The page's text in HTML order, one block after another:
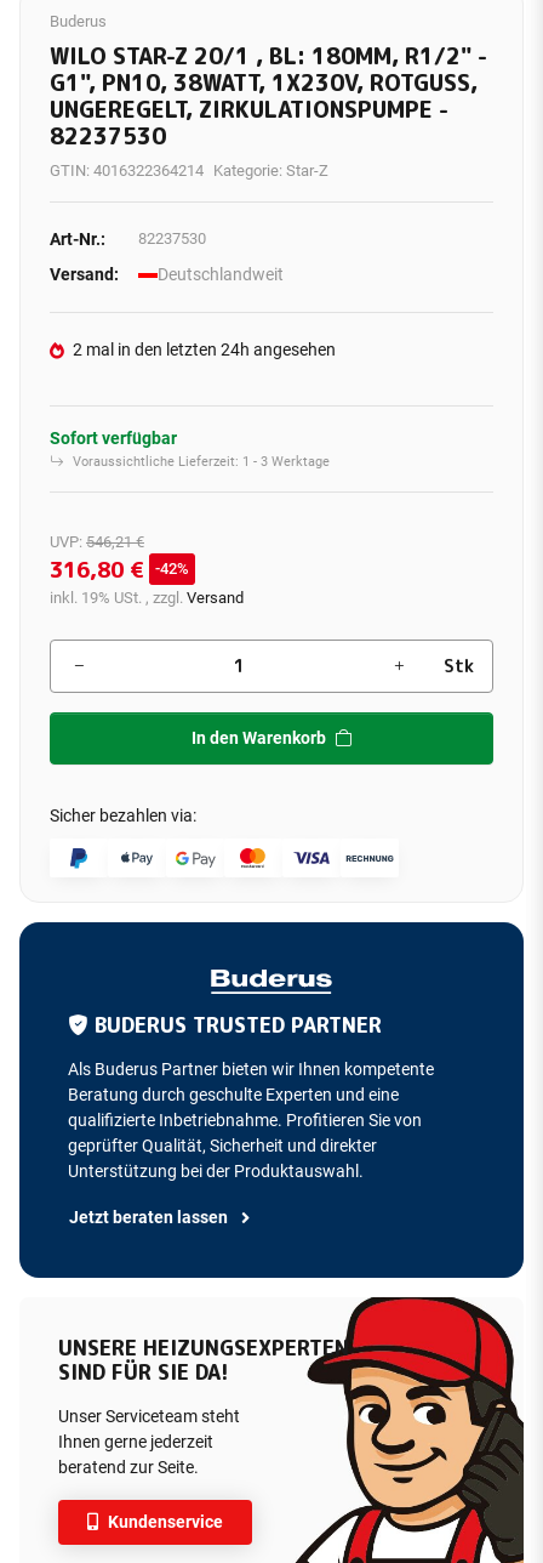
Buderus
WILO STAR-Z 20/1 , BL: 180MM, R1/2" -
G1", PN10, 38WATT, 1X230V, ROTGUSS,
UNGEREGELT, ZIRKULATIONSPUMPE -
82237530
GTIN: 4016322364214 Kategorie: Star-Z
Art-Nr.: 82237530
Versand: Deutschlandweit
2 mal in den letzten 24h angesehen
Sofort verfügbar
Voraussichtliche Lieferzeit: 1 - 3 Werktage
UVP: 546,21 €
316,80 €
42%
inkl. 19% USt. , zzgl. Versand
Stk
In den Warenkorb
Sicher bezahlen via:
BUDERUS TRUSTED PARTNER
Als Buderus Partner bieten wir Ihnen kompetente
Beratung durch geschulte Experten und eine
qualifizierte Inbetriebnahme. Profitieren Sie von
geprüfter Qualität, Sicherheit und direkter
Unterstützung bei der Produktauswahl.
Jetzt beraten lassen
UNSERE HEIZUNGSEXPERTEN
SIND FÜR SIE DA!
Unser Serviceteam steht
Ihnen gerne jederzeit
beratend zur Seite.
Kundenservice